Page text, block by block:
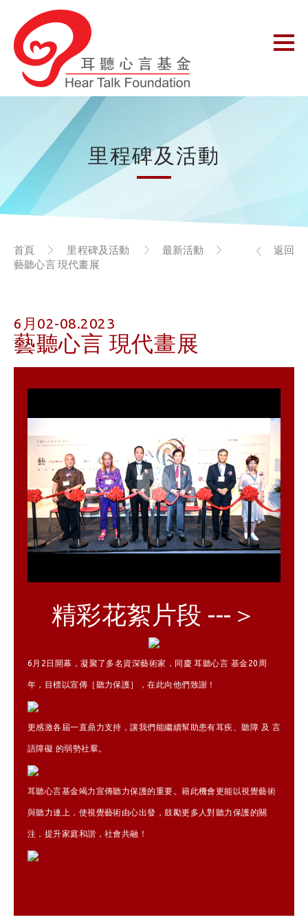
里程碑及活動
首頁 里程碑及活動
最新活動
藝聽心言 現代畫展
返回
6月02-08.2023
藝聽心言 現代畫展
Play
Video
精彩花絮片段 ---＞
6月2日開幕，凝聚了多名資深藝術家，同慶 耳聽心言 基金20周
年，目標以宣傳［聽力保護］，在此向他們致謝！
更感激各屆一直鼎力支持，讓我們能繼續幫助患有耳疾、聽障 及 言
語障礙 的弱勢社羣。
耳聽心言基金竭力宣傳聽力保護的重要。籍此機會更能以視覺藝術
與聽力連上，使視覺藝術由心出發，鼓勵更多人對聽力保護的關
注，提升家庭和諧，社會共融！